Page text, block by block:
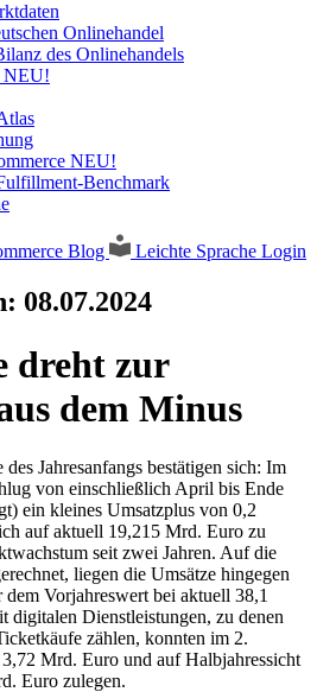
Onlinehandel
des Onlinehandels
NEU!
NEU!
Benchmark
Blog Leichte Sprache Login
08.07.2024
dreht zur
dem Minus
Jahresanfangs bestätigen sich: Im
von einschließlich April bis Ende
ein kleines Umsatzplus von 0,2
auf aktuell 19,215 Mrd. Euro zu
seit zwei Jahren. Auf die
liegen die Umsätze hingegen
Vorjahreswert bei aktuell 38,1
digitalen Dienstleistungen, zu denen
zählen, konnten im 2.
Mrd. Euro und auf Halbjahressicht
Euro zulegen.